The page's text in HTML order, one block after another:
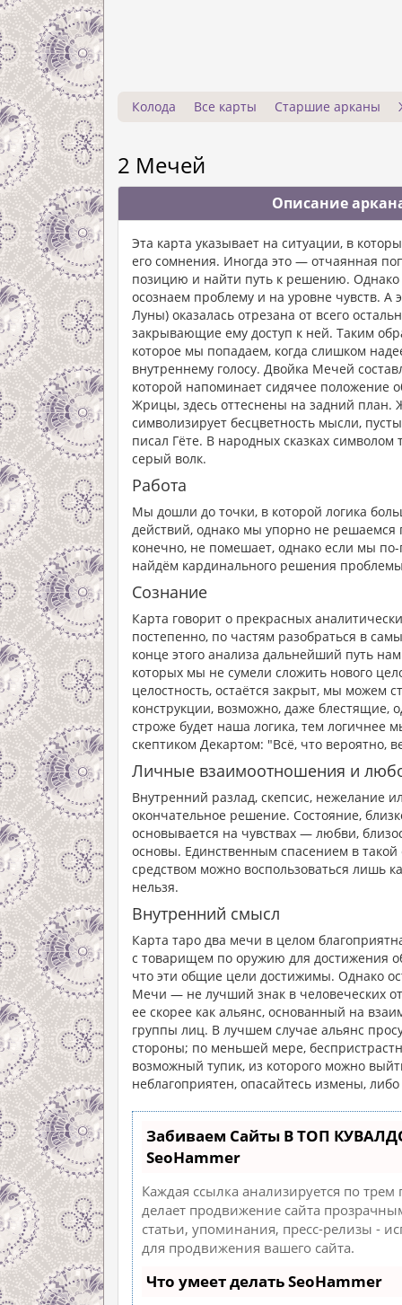
Колода Все карты Старшие арканы
2 Мечей
Описание
Эта карта указывает на ситуации, в
его сомнения. Иногда это — отчаянная
позицию и найти путь к решению. Однако
осознаем проблему и на уровне чувств. А
Луны) оказалась отрезана от всего
закрывающие ему доступ к ней. Таким
которое мы попадаем, когда слишком
внутреннему голосу. Двойка Мечей
которой напоминает сидячее положение
Жрицы, здесь оттеснены на задний план.
символизирует бесцветность мысли,
писал Гёте. В народных сказках
серый волк.
Работа
Мы дошли до точки, в которой логика
действий, однако мы упорно не
конечно, не помешает, однако если мы
найдём кардинального решения
Сознание
Карта говорит о прекрасных
постепенно, по частям разобраться в
конце этого анализа дальнейший путь
которых мы не сумели сложить нового
целостность, остаётся закрыт, мы можем
конструкции, возможно, даже блестящие,
строже будет наша логика, тем логичнее
скептиком Декартом: "Всё, что вероятно,
Личные взаимоотношения и
Внутренний разлад, скепсис, нежелание
окончательное решение. Состояние,
основывается на чувствах — любви,
основы. Единственным спасением в
средством можно воспользоваться лишь
нельзя.
Внутренний смысл
Карта таро два мечи в целом
с товарищем по оружию для достижения
что эти общие цели достижимы. Однако
Мечи — не лучший знак в человеческих
ее скорее как альянс, основанный на
группы лиц. В лучшем случае альянс
стороны; по меньшей мере,
возможный тупик, из которого можно
неблагоприятен, опасайтесь измены,
Забиваем Сайты В ТОП
SeoHammer
Каждая ссылка анализируется по
делает продвижение сайта
статьи, упоминания, пресс-релизы -
для продвижения вашего сайта.
Что умеет делать SeoHammer